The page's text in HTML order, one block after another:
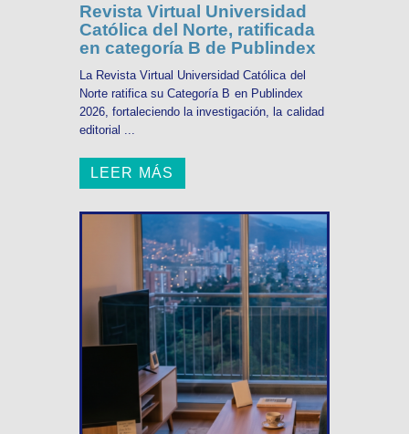
Revista Virtual Universidad
Católica del Norte, ratificada
en categoría B de Publindex
La Revista Virtual Universidad Católica del
Norte ratifica su Categoría B en Publindex
2026, fortaleciendo la investigación, la calidad
editorial ...
LEER MÁS